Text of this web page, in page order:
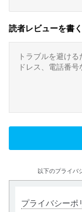
読者レビューを書
以下のプライバ
プライバシーポ